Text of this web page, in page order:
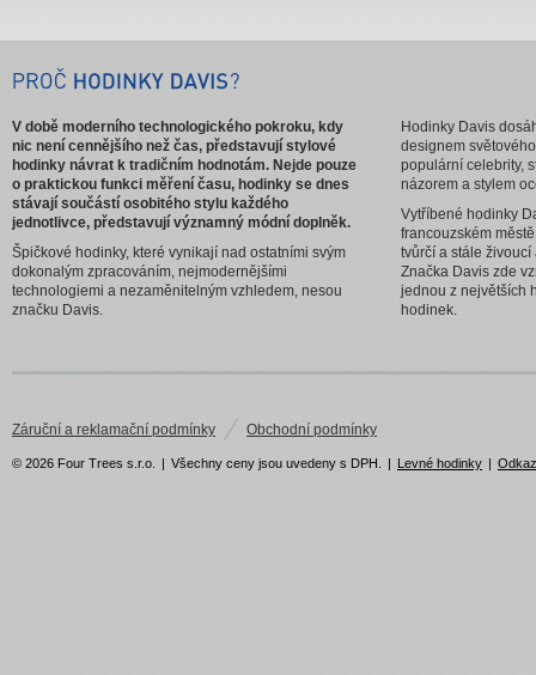
V době moderního technologického pokroku, kdy
nic není cennějšího než čas, představují stylové
hodinky návrat k tradičním hodnotám. Nejde pouze
o praktickou funkci měření času, hodinky se dnes
stávají součástí osobitého stylu každého
jednotlivce, představují významný módní doplněk.
Špičkové hodinky, které vynikají nad ostatními svým
dokonalým zpracováním, nejmodernějšími
technologiemi a nezaměnitelným vzhledem, nesou
značku Davis.
Hodinky Davis
designem
populární celebrity,
názorem a stylem
Vytříbené hodinky
francouzském
tvůrčí a stále
Značka Davis zde
jednou z největších
hodinek.
Záruční a reklamační podmínky Obchodní podmínky
© 2026 Four Trees s.r.o. | Všechny ceny jsou uvedeny s DPH. | Levné hodinky |